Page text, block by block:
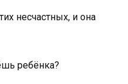
несчастных, и она
ребёнка?